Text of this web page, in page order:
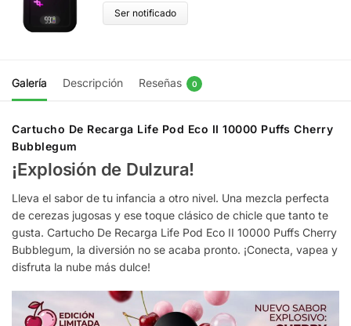
Ser notificado
Galería Descripción Reseñas 0
Cartucho De Recarga Life Pod Eco II 10000 Puffs Cherry
Bubblegum
¡Explosión de Dulzura!
Lleva el sabor de tu infancia a otro nivel. Una mezcla perfecta
de cerezas jugosas y ese toque clásico de chicle que tanto te
gusta. Cartucho De Recarga Life Pod Eco II 10000 Puffs Cherry
Bubblegum, la diversión no se acaba pronto. ¡Conecta, vapea y
disfruta la nube más dulce!